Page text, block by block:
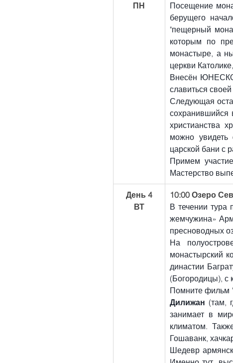
ПН
Посещение
берущего
"пещерный
которым по
монастыре, а
церкви
Внесён ЮНЕСКО
славиться
Следующая
сохранившийся
христианства
можно увидеть
царской бани с
Примем
Мастерство
День 4
ВТ
10:00 Озеро
В течении тура
жемчужина»
пресноводных
На
монастырский
династии
(Богородицы), с
Дилижан (там,
занимает в
климатом.
Гошаванк,
Шедевр